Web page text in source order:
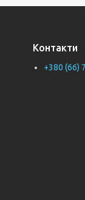
Контакти
+380 (66)